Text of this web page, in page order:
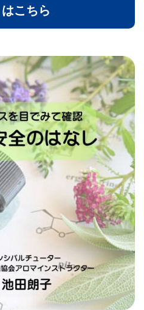
こちら